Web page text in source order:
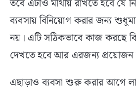
তবে এটাও মাথায় রাখতে হবে যে
ব্যবসায় বিনিয়োগ করার জন্য
নয়। এটি সঠিকভাবে কাজ করছে
দেখতে হবে আর এরজন্য প্রয়োজন
এছাড়াও ব্যবসা শুরু করার আগে